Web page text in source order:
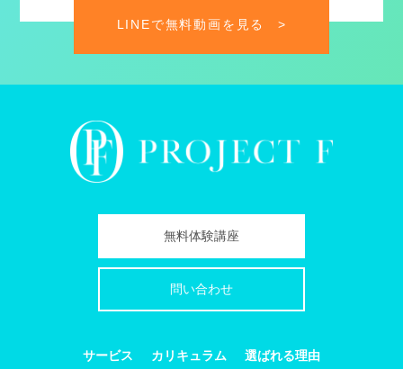
LINEで無料動画を見る >
無料体験講座
問い合わせ
サービス カリキュラム 選ばれる理由